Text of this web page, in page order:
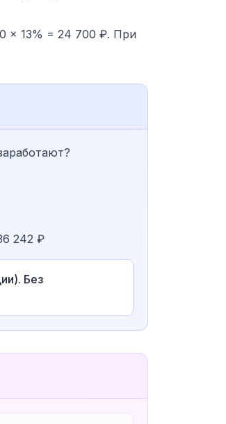
× 13% = 24 700 ₽. При
242 ₽
Без